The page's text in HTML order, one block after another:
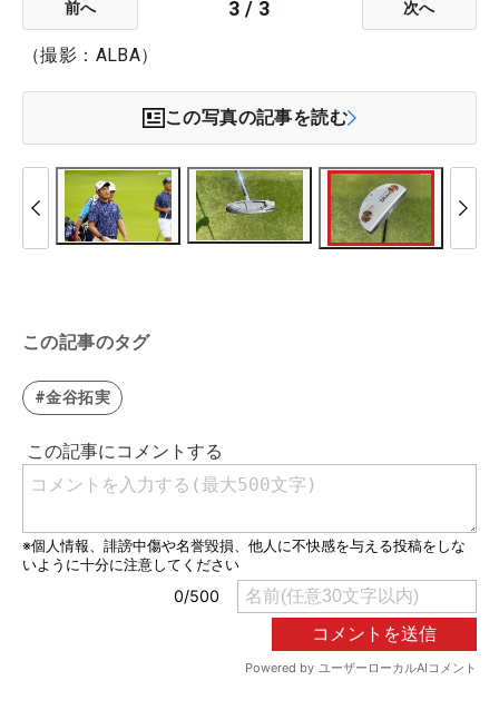
前へ 3 / 3 次へ
（撮影：ALBA）
この写真の記事を読む
この記事のタグ
#金谷拓実